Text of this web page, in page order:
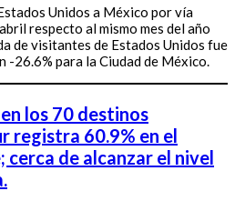
Unidos a México por vía
respecto al mismo mes del año
de visitantes de Estados Unidos fue
-26.6% para la Ciudad de México.
los 70 destinos
registra 60.9% en el
de alcanzar el nivel